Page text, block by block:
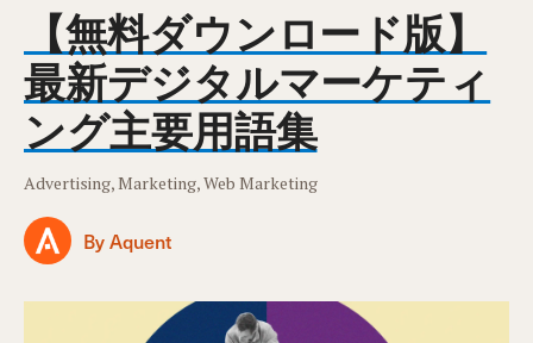
【無料ダウンロード版】
最新デジタルマーケティ
ング主要用語集
Advertising, Marketing, Web Marketing
By Aquent